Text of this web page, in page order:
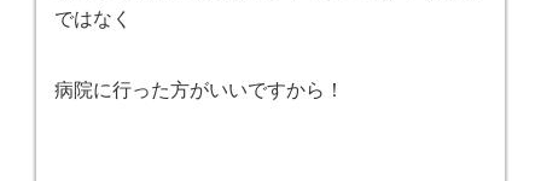
ではなく
病院に行った方がいいですから！